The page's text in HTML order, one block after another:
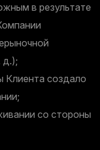
в результате
д.);
Клиента создало
со стороны